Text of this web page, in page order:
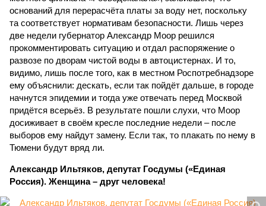
оснований для перерасчёта платы за воду нет, поскольку
та соответствует нормативам безопасности. Лишь через
две недели губернатор Александр Моор решился
прокомментировать ситуацию и отдал распоряжение о
развозе по дворам чистой воды в автоцистернах. И то,
видимо, лишь после того, как в местном Роспотребнадзоре
ему объяснили: дескать, если так пойдёт дальше, в городе
начнутся эпидемии и тогда уже отвечать перед Москвой
придётся всерьёз. В результате пошли слухи, что Моор
досиживает в своём кресле последние недели – после
выборов ему найдут замену. Если так, то плакать по нему в
Тюмени будут вряд ли.
Александр Ильтяков, депутат Госдумы («Единая
Россия). Женщина – друг человека!